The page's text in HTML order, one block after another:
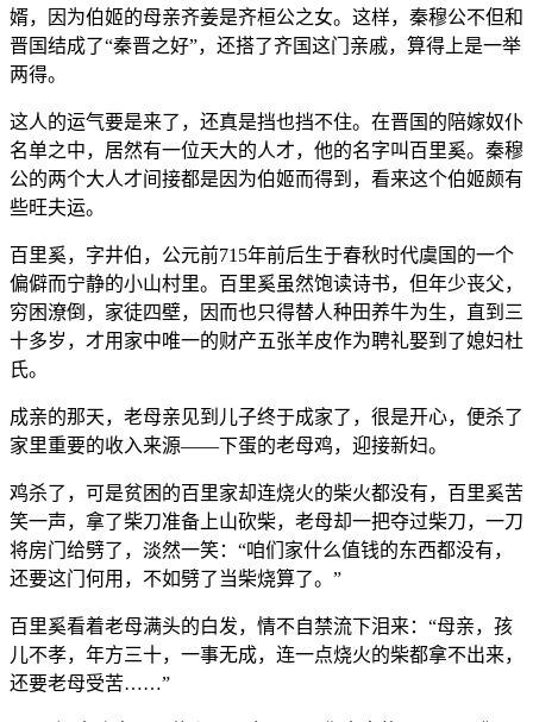
婿，因为伯姬的母亲齐姜是齐桓公之女。这样，秦穆公不但和
晋国结成了“秦晋之好”，还搭了齐国这门亲戚，算得上是一举
两得。
这人的运气要是来了，还真是挡也挡不住。在晋国的陪嫁奴仆
名单之中，居然有一位天大的人才，他的名字叫百里奚。秦穆
公的两个大人才间接都是因为伯姬而得到，看来这个伯姬颇有
些旺夫运。
百里奚，字井伯，公元前715年前后生于春秋时代虞国的一个
偏僻而宁静的小山村里。百里奚虽然饱读诗书，但年少丧父，
穷困潦倒，家徒四壁，因而也只得替人种田养牛为生，直到三
十多岁，才用家中唯一的财产五张羊皮作为聘礼娶到了媳妇杜
氏。
成亲的那天，老母亲见到儿子终于成家了，很是开心，便杀了
家里重要的收入来源——下蛋的老母鸡，迎接新妇。
鸡杀了，可是贫困的百里家却连烧火的柴火都没有，百里奚苦
笑一声，拿了柴刀准备上山砍柴，老母却一把夺过柴刀，一刀
将房门给劈了，淡然一笑：“咱们家什么值钱的东西都没有，
还要这门何用，不如劈了当柴烧算了。”
百里奚看着老母满头的白发，情不自禁流下泪来：“母亲，孩
儿不孝，年方三十，一事无成，连一点烧火的柴都拿不出来，
还要老母受苦……”